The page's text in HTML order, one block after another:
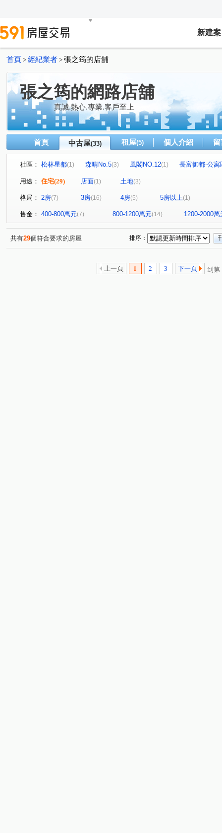
新建案
首頁 > 經紀業者 > 張之筠的店舖
張之筠的網路店舖
真誠.熱心.專業.客戶至上
首頁 中古屋(33) 租屋(5) 個人介紹
社區： 松林星都(1) 森晴No.5(3) 風閣NO.12(1)
長富御都-公寓
香榭特區
大壯新豐
寶佳富邑
和興段 松林街 康樂路一段
長富路一段(2) (1) 信全街(1) 康泰路 (3)
尚仁
康福街(1) 坑子口(1) 安宅一街(1) 興安街(2)
松江二
關埔路雲東段(1) (1) 光復東路(2) 建興路一段
用途： 住宅(29) 店面(1) 土地(3)
格局： 2房(7) 3房(16) 4房(5) 5房以上(1)
售金： 400-800萬元(7) 800-1200萬元(14) 1200-2000萬
共有29個符合要求的房屋 排序：
上一頁 1 2 3 下一頁 到第